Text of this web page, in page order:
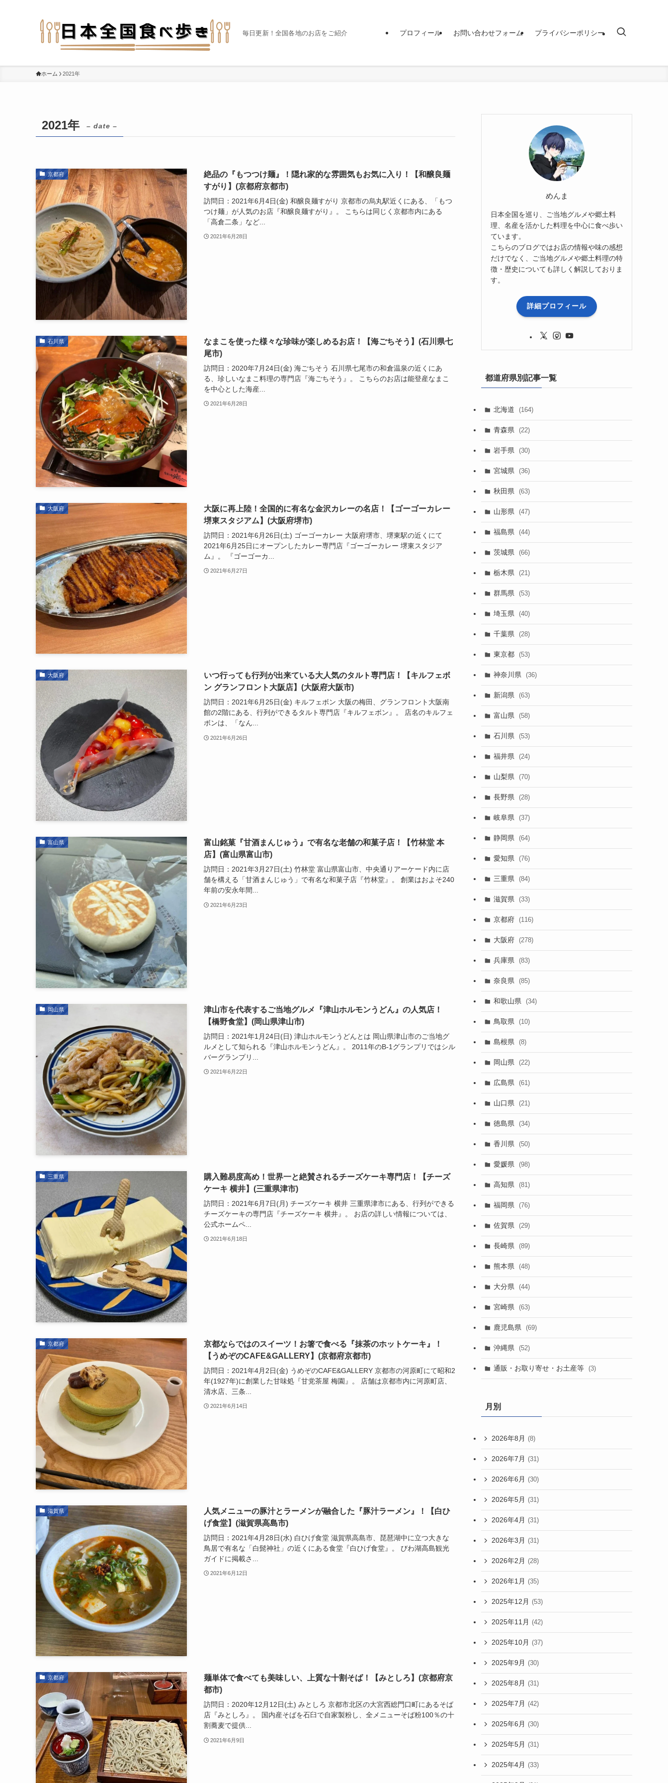
毎日更新！全国各地のお店をご紹介 プロフィール お問い合わせフォーム プライバシーポリシー
ホーム 2021年
2021年 – date –
京都府
絶品の『もつつけ麺』！隠れ家的な雰囲気もお気に入り！【和醸良麺
すがり】(京都府京都市)
訪問日：2021年6月4日(金) 和醸良麺すがり 京都市の烏丸駅近くにある、「もつ
つけ麺」が人気のお店『和醸良麺すがり』。 こちらは同じく京都市内にある
「高倉二条」など...
2021年6月28日
石川県
なまこを使った様々な珍味が楽しめるお店！【海ごちそう】(石川県七
尾市)
訪問日：2020年7月24日(金) 海ごちそう 石川県七尾市の和倉温泉の近くにあ
る、珍しいなまこ料理の専門店『海ごちそう』。 こちらのお店は能登産なまこ
を中心とした海産...
2021年6月28日
大阪府
大阪に再上陸！全国的に有名な金沢カレーの名店！【ゴーゴーカレー
堺東スタジアム】(大阪府堺市)
訪問日：2021年6月26日(土) ゴーゴーカレー 大阪府堺市、堺東駅の近くにて
2021年6月25日にオープンしたカレー専門店『ゴーゴーカレー 堺東スタジア
ム』。 『ゴーゴーカ...
2021年6月27日
大阪府
いつ行っても行列が出来ている大人気のタルト専門店！【キルフェボ
ン グランフロント大阪店】(大阪府大阪市)
訪問日：2021年6月25日(金) キルフェボン 大阪の梅田、グランフロント大阪南
館の2階にある、行列ができるタルト専門店『キルフェボン』。 店名のキルフェ
ボンは、「なん...
2021年6月26日
富山県
富山銘菓『甘酒まんじゅう』で有名な老舗の和菓子店！【竹林堂 本
店】(富山県富山市)
訪問日：2021年3月27日(土) 竹林堂 富山県富山市、中央通りアーケード内に店
舗を構える「甘酒まんじゅう」で有名な和菓子店『竹林堂』。 創業はおよそ240
年前の安永年間...
2021年6月23日
岡山県
津山市を代表するご当地グルメ『津山ホルモンうどん』の人気店！
【橋野食堂】(岡山県津山市)
訪問日：2021年1月24日(日) 津山ホルモンうどんとは 岡山県津山市のご当地グ
ルメとして知られる『津山ホルモンうどん』。 2011年のB-1グランプリではシル
バーグランプリ...
2021年6月22日
三重県
購入難易度高め！世界一と絶賛されるチーズケーキ専門店！【チーズ
ケーキ 横井】(三重県津市)
訪問日：2021年6月7日(月) チーズケーキ 横井 三重県津市にある、行列ができる
チーズケーキの専門店『チーズケーキ 横井』。 お店の詳しい情報については、
公式ホームペ...
2021年6月18日
京都府
京都ならではのスイーツ！お箸で食べる『抹茶のホットケーキ』！
【うめぞのCAFE&GALLERY】(京都府京都市)
訪問日：2021年4月2日(金) うめぞのCAFE&GALLERY 京都市の河原町にて昭和2
年(1927年)に創業した甘味処『甘党茶屋 梅園』。 店舗は京都市内に河原町店、
清水店、三条...
2021年6月14日
滋賀県
人気メニューの豚汁とラーメンが融合した『豚汁ラーメン』！【白ひ
げ食堂】(滋賀県高島市)
訪問日：2021年4月28日(水) 白ひげ食堂 滋賀県高島市、琵琶湖中に立つ大きな
鳥居で有名な「白髭神社」の近くにある食堂『白ひげ食堂』。 びわ湖高島観光
ガイドに掲載さ...
2021年6月12日
京都府
麺単体で食べても美味しい、上質な十割そば！【みとしろ】(京都府京
都市)
訪問日：2020年12月12日(土) みとしろ 京都市北区の大宮西総門口町にあるそば
店『みとしろ』。 国内産そばを石臼で自家製粉し、全メニューそば粉100％の十
割蕎麦で提供...
2021年6月9日
めんま
日本全国を巡り、ご当地グルメや郷土料
理、名産を活かした料理を中心に食べ歩い
ています。
こちらのブログではお店の情報や味の感想
だけでなく、ご当地グルメや郷土料理の特
徴・歴史についても詳しく解説しておりま
す。
詳細プロフィール
都道府県別記事一覧
北海道 (164)
青森県 (22)
岩手県 (30)
宮城県 (36)
秋田県 (63)
山形県 (47)
福島県 (44)
茨城県 (66)
栃木県 (21)
群馬県 (53)
埼玉県 (40)
千葉県 (28)
東京都 (53)
神奈川県 (36)
新潟県 (63)
富山県 (58)
石川県 (53)
福井県 (24)
山梨県 (70)
長野県 (28)
岐阜県 (37)
静岡県 (64)
愛知県 (76)
三重県 (84)
滋賀県 (33)
京都府 (116)
大阪府 (278)
兵庫県 (83)
奈良県 (85)
和歌山県 (34)
鳥取県 (10)
島根県 (8)
岡山県 (22)
広島県 (61)
山口県 (21)
徳島県 (34)
香川県 (50)
愛媛県 (98)
高知県 (81)
福岡県 (76)
佐賀県 (29)
長崎県 (89)
熊本県 (48)
大分県 (44)
宮崎県 (63)
鹿児島県 (69)
沖縄県 (52)
通販・お取り寄せ・お土産等 (3)
月別
2026年8月 (8)
2026年7月 (31)
2026年6月 (30)
2026年5月 (31)
2026年4月 (31)
2026年3月 (31)
2026年2月 (28)
2026年1月 (35)
2025年12月 (53)
2025年11月 (42)
2025年10月 (37)
2025年9月 (30)
2025年8月 (31)
2025年7月 (42)
2025年6月 (30)
2025年5月 (31)
2025年4月 (33)